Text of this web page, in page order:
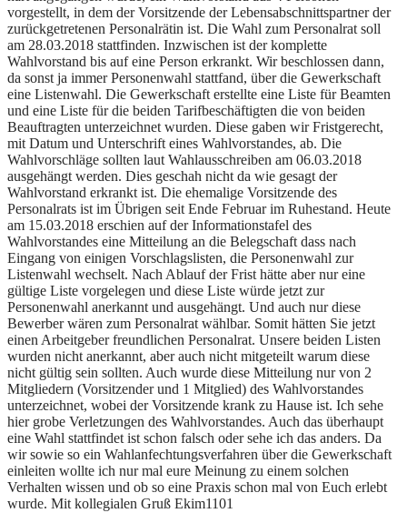
vorgestellt, in dem der Vorsitzende der Lebensabschnittspartner der
zurückgetretenen Personalrätin ist. Die Wahl zum Personalrat soll
am 28.03.2018 stattfinden. Inzwischen ist der komplette
Wahlvorstand bis auf eine Person erkrankt. Wir beschlossen dann,
da sonst ja immer Personenwahl stattfand, über die Gewerkschaft
eine Listenwahl. Die Gewerkschaft erstellte eine Liste für Beamten
und eine Liste für die beiden Tarifbeschäftigten die von beiden
Beauftragten unterzeichnet wurden. Diese gaben wir Fristgerecht,
mit Datum und Unterschrift eines Wahlvorstandes, ab. Die
Wahlvorschläge sollten laut Wahlausschreiben am 06.03.2018
ausgehängt werden. Dies geschah nicht da wie gesagt der
Wahlvorstand erkrankt ist. Die ehemalige Vorsitzende des
Personalrats ist im Übrigen seit Ende Februar im Ruhestand. Heute
am 15.03.2018 erschien auf der Informationstafel des
Wahlvorstandes eine Mitteilung an die Belegschaft dass nach
Eingang von einigen Vorschlagslisten, die Personenwahl zur
Listenwahl wechselt. Nach Ablauf der Frist hätte aber nur eine
gültige Liste vorgelegen und diese Liste würde jetzt zur
Personenwahl anerkannt und ausgehängt. Und auch nur diese
Bewerber wären zum Personalrat wählbar. Somit hätten Sie jetzt
einen Arbeitgeber freundlichen Personalrat. Unsere beiden Listen
wurden nicht anerkannt, aber auch nicht mitgeteilt warum diese
nicht gültig sein sollten. Auch wurde diese Mitteilung nur von 2
Mitgliedern (Vorsitzender und 1 Mitglied) des Wahlvorstandes
unterzeichnet, wobei der Vorsitzende krank zu Hause ist. Ich sehe
hier grobe Verletzungen des Wahlvorstandes. Auch das überhaupt
eine Wahl stattfindet ist schon falsch oder sehe ich das anders. Da
wir sowie so ein Wahlanfechtungsverfahren über die Gewerkschaft
einleiten wollte ich nur mal eure Meinung zu einem solchen
Verhalten wissen und ob so eine Praxis schon mal von Euch erlebt
wurde. Mit kollegialen Gruß Ekim1101